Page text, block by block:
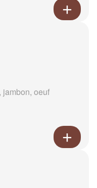
jambon, oeuf